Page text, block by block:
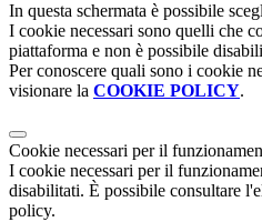
In questa schermata è possibile
I cookie necessari sono quelli che
piattaforma e non è possibile
Per conoscere quali sono i cookie
visionare la COOKIE POLICY.
Cookie necessari per il
I cookie necessari per il
disabilitati. È possibile consultare
policy.